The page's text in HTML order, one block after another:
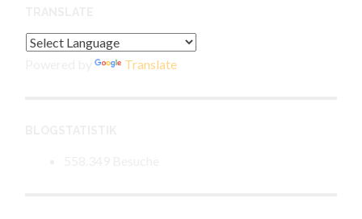
Powered by Translate